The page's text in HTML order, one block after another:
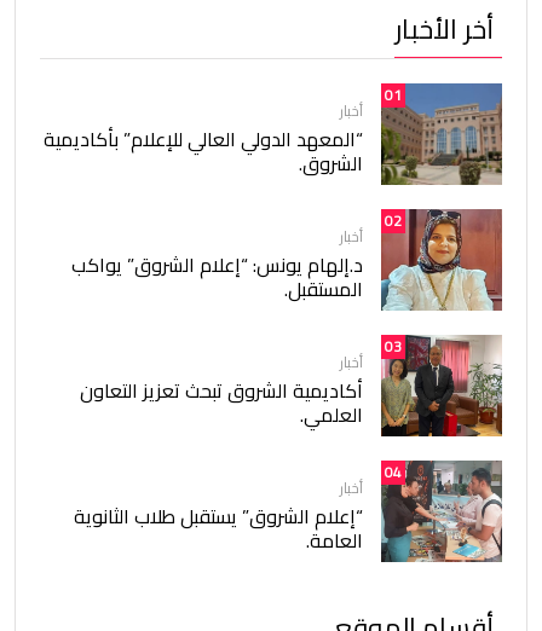
أخر الأخبار
01
أخبار
“المعهد الدولي العالي للإعلام” بأكاديمية
الشروق.
02
أخبار
د.إلهام يونس: “إعلام الشروق” يواكب
المستقبل.
03
أخبار
أكاديمية الشروق تبحث تعزيز التعاون
العلمي.
04
أخبار
“إعلام الشروق” يستقبل طلاب الثانوية
العامة.